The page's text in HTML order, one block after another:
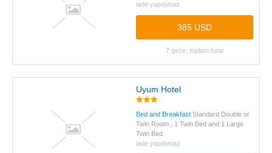
iade yapılamaz
385 USD
7 gece, toplam tutar
Uyum Hotel
Bed and Breakfast Standard Double or
Twin Room , 1 Twin Bed and 1 Large
Twin Bed
iade yapılamaz